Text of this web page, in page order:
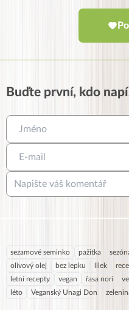
Buďte první, kdo
sezamové seminko pažitka
olivový olej
bez lepku lilek
letní recepty
vegan řasa nori
léto
Veganský Unagi Don